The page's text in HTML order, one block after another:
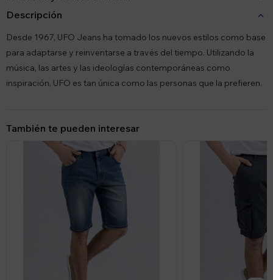
Descripción
Desde 1967, UFO Jeans ha tomado los nuevos estilos como base
para adaptarse y reinventarse a través del tiempo. Utilizando la
música, las artes y las ideologías contemporáneas como
inspiración, UFO es tan única como las personas que la prefieren.
También te pueden interesar